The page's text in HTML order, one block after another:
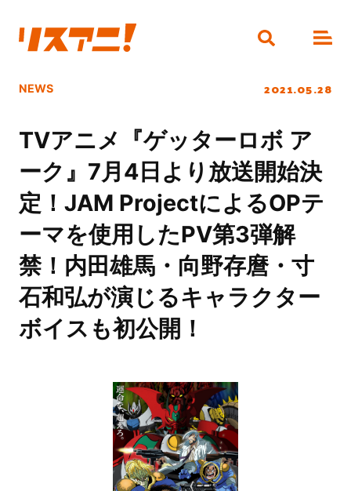
NEWS 2021.05.28
TVアニメ『ゲッターロボ ア
ーク』7月4日より放送開始決
定！JAM ProjectによるOPテ
ーマを使用したPV第3弾解
禁！内田雄馬・向野存麿・寸
石和弘が演じるキャラクター
ボイスも初公開！